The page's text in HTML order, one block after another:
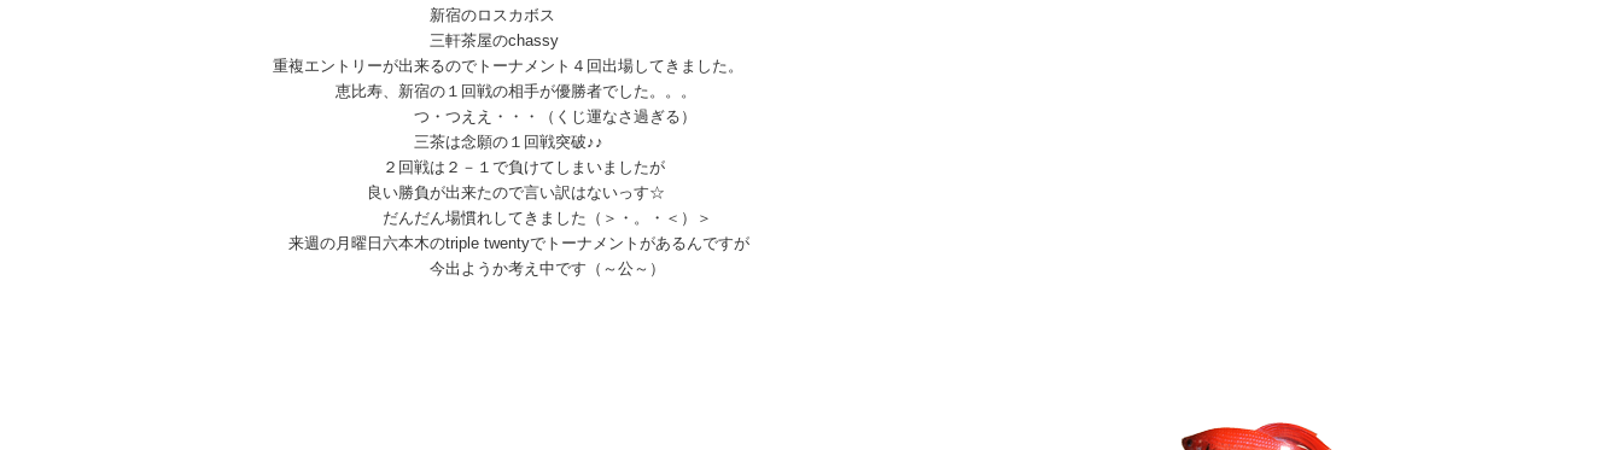
新宿のロスカボス
三軒茶屋のchassy
重複エントリーが出来るのでトーナメント４回出場してきました。
恵比寿、新宿の１回戦の相手が優勝者でした。。。
つ・つええ・・・（くじ運なさ過ぎる）
三茶は念願の１回戦突破♪♪
２回戦は２－１で負けてしまいましたが
良い勝負が出来たので言い訳はないっす☆
だんだん場慣れしてきました（＞・。・＜）＞
来週の月曜日六本木のtriple twentyでトーナメントがあるんですが
今出ようか考え中です（～公～）